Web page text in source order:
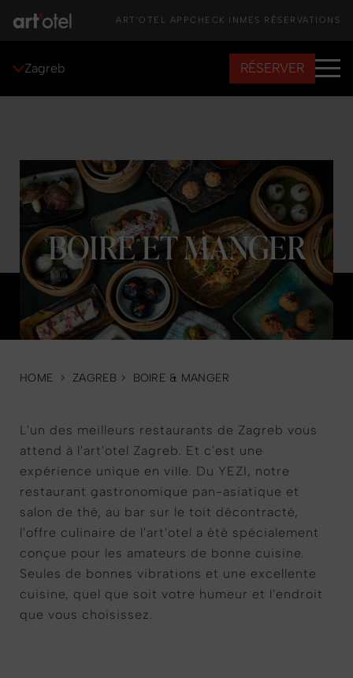
ART'OTEL APPCHECK IN MES RÉSERVATIONS
Zagreb RÉSERVER
BOIRE ET MANGER
HOME > ZAGREB > BOIRE & MANGER
L'un des meilleurs restaurants de Zagreb vous
attend à l'art'otel Zagreb. Et c'est une
expérience unique en ville. Du YEZI, notre
restaurant gastronomique pan-asiatique et
salon de thé, au bar sur le toit décontracté,
l'offre culinaire de l'art'otel a été spécialement
conçue pour les amateurs de bonne cuisine.
Seules de bonnes vibrations et une excellente
cuisine, quel que soit votre humeur et l'endroit
que vous choisissez.